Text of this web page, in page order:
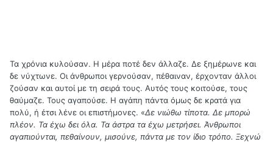
Τα χρόνια κυλούσαν. Η μέρα ποτέ δεν άλλαζε. Δε ξημέρωνε και
δε νύχτωνε. Οι άνθρωποι γερνούσαν, πέθαιναν, έρχονταν άλλοι
ζούσαν και αυτοί με τη σειρά τους. Αυτός τους κοιτούσε, τους
θαύμαζε. Τους αγαπούσε. Η αγάπη πάντα όμως δε κρατά για
πολύ, ή έτσι λένε οι επιστήμονες. «Δε νιώθω τίποτα. Δε μπορώ
πλέον. Τα έχω δει όλα. Τα άστρα τα έχω μετρήσει. Άνθρωποι
αγαπιούνται, πεθαίνουν, μισούνε, πάντα με τον ίδιο τρόπο. Ξεχνώ